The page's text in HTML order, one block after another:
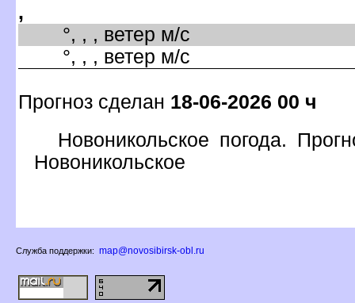
,
°, , , ветер м/с
°, , , ветер м/с
Прогноз сделан 18-06-2026 00 ч
Новоникольское погода.
Новоникольское
Служба поддержки: map@novosibirsk-obl.ru